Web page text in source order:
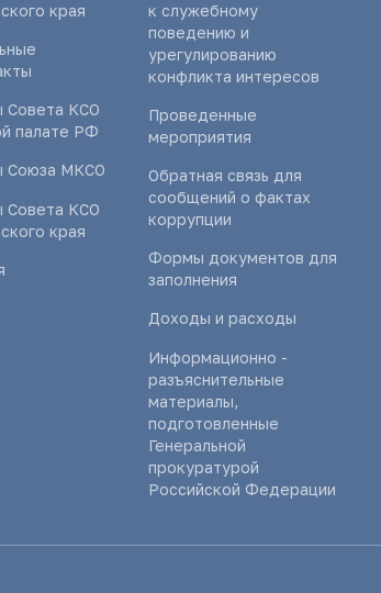
края
Совета КСО
палате РФ
Союза МКСО
Совета КСО
края
к служебному
поведению и
урегулированию
конфликта интересов
Проведенные
мероприятия
Обратная связь для
сообщений о фактах
коррупции
Формы документов для
заполнения
Доходы и расходы
Информационно -
разъяснительные
материалы,
подготовленные
Генеральной
прокуратурой
Российской Федерации